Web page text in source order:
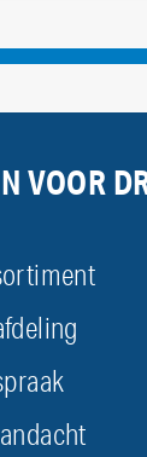
VOOR